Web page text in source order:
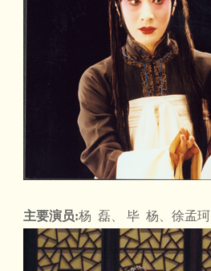
主要演员:杨 磊、 毕 杨、徐孟珂